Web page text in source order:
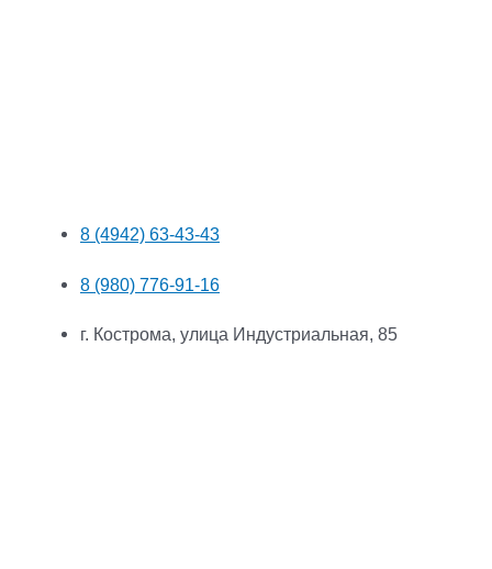
8 (4942) 63-43-43
8 (980) 776-91-16
г. Кострома, улица Индустриальная, 85